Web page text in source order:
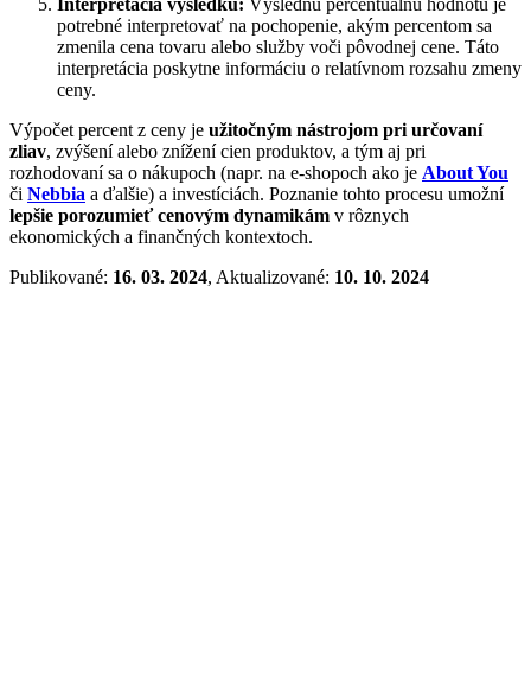
Interpretácia výsledku: Výslednú percentuálnu hodnotu je
potrebné interpretovať na pochopenie, akým percentom sa
zmenila cena tovaru alebo služby voči pôvodnej cene. Táto
interpretácia poskytne informáciu o relatívnom rozsahu zmeny
ceny.
Výpočet percent z ceny je užitočným nástrojom pri určovaní
zliav, zvýšení alebo znížení cien produktov, a tým aj pri
rozhodovaní sa o nákupoch (napr. na e-shopoch ako je About You
či Nebbia a ďalšie) a investíciách. Poznanie tohto procesu umožní
lepšie porozumieť cenovým dynamikám v rôznych
ekonomických a finančných kontextoch.
Publikované: 16. 03. 2024, Aktualizované: 10. 10. 2024